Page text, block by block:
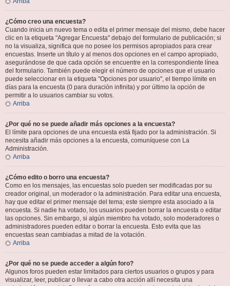
¿Cómo creo una encuesta?
Cuando inicia un nuevo tema o edita el primer mensaje del mismo, debe hacer
clic en la etiqueta "Agregar Encuesta" debajo del formulario de publicación; si
no la visualiza, significa que no posee los permisos apropiados para crear
encuestas. Inserte un título y al menos dos opciones en el campo apropiado,
asegurándose de que cada opción se encuentre en la correspondiente línea
del formulario. También puede elegir el número de opciones que el usuario
puede seleccionar en la etiqueta "Opciones por usuario", el tiempo límite en
días para la encuesta (0 para duración infinita) y por último la opción de
permitir a lo usuarios cambiar su votos.
Arriba
¿Por qué no se puede añadir más opciones a la encuesta?
El límite para opciones de una encuesta está fijado por la administración. Si
necesita añadir más opciones a la encuesta, comuníquese con La
Administración.
Arriba
¿Cómo edito o borro una encuesta?
Como en los mensajes, las encuestas solo pueden ser modificadas por su
creador original, un moderador o la administración. Para editar una encuesta,
hay que editar el primer mensaje del tema; este siempre esta asociado a la
encuesta. Si nadie ha votado, los usuarios pueden borrar la encuesta o editar
las opciones. Sin embargo, si algún miembro ha votado, solo moderadores o
administradores pueden editar o borrar la encuesta. Esto evita que las
encuestas sean cambiadas a mitad de la votación.
Arriba
¿Por qué no se puede acceder a algún foro?
Algunos foros pueden estar limitados para ciertos usuarios o grupos y para
visualizar, leer, publicar o llevar a cabo otra acción allí necesita una